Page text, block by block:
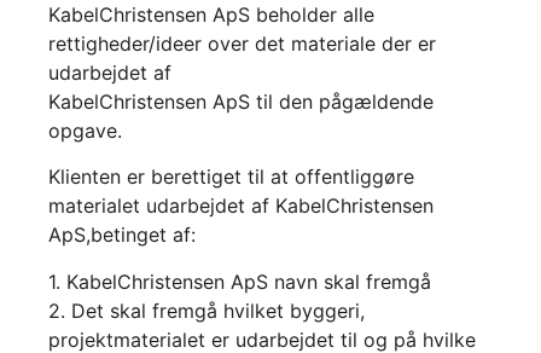
KabelChristensen ApS beholder alle
rettigheder/ideer over det materiale der er
udarbejdet af
KabelChristensen ApS til den pågældende
opgave.
Klienten er berettiget til at offentliggøre
materialet udarbejdet af KabelChristensen
ApS,betinget af:
1. KabelChristensen ApS navn skal fremgå
2. Det skal fremgå hvilket byggeri,
projektmaterialet er udarbejdet til og på hvilke